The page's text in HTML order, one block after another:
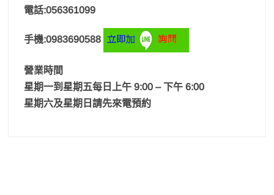
電話:056361099
手機:0983690588
營業時間
星期一到星期五每日上午 9:00 – 下午 6:00
星期六及星期日請先來電預約